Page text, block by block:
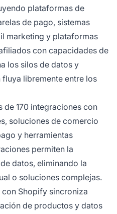
plataformas de
de pago, sistemas
marketing y plataformas
con capacidades de
los silos de datos y
libremente entre los
de 170 integraciones con
soluciones de comercio
y herramientas
permiten la
datos, eliminando la
o soluciones complejas.
Shopify sincroniza
de productos y datos